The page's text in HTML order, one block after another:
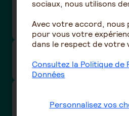
(Animation) -(N°3246 -
santé ?
Relance/Mise en demeure
prévoyance/santé de votre
sociaux, nous utilisons
Avec votre accord, nous
pour vous votre
dans le respect de votre
Consultez la Politique
Données
Personnalisez vos